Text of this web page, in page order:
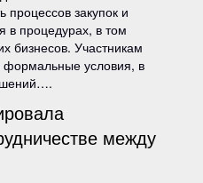
процессов закупок и
в процедурах, в том
бизнесов. Участникам
формальные условия, в
между